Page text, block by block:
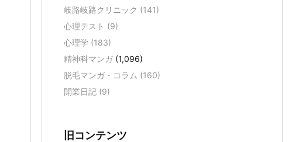
岐路岐路クリニック (141)
心理テスト (9)
心理学 (183)
精神科マンガ (1,096)
脱毛マンガ・コラム (160)
開業日記 (9)
旧コンテンツ